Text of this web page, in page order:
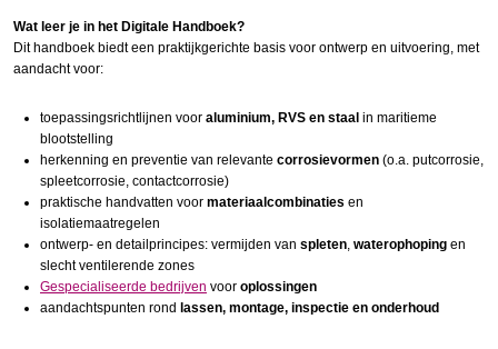
Wat leer je in het Digitale Handboek?
Dit handboek biedt een praktijkgerichte basis voor ontwerp en uitvoering, met
aandacht voor:
toepassingsrichtlijnen voor aluminium, RVS en staal in maritieme
blootstelling
herkenning en preventie van relevante corrosievormen (o.a. putcorrosie,
spleetcorrosie, contactcorrosie)
praktische handvatten voor materiaalcombinaties en
isolatiemaatregelen
ontwerp- en detailprincipes: vermijden van spleten, waterophoping en
slecht ventilerende zones
Gespecialiseerde bedrijven voor oplossingen
aandachtspunten rond lassen, montage, inspectie en onderhoud